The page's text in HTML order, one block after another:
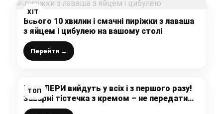
ХІТ
Всього 10 хвилин і смачні пиріжки з лаваша
з яйцем і цибулею на вашому столі
Перейти →
ТОП
Ці ЕКЛЕРИ вийдуть у всіх і з першого разу!
Заварні тістечка з кремом – не передати
словами як нам смачно!